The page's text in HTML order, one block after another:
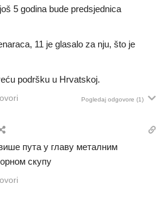
5 godina bude predsjednica
11 je glasalo za nju, što je
podršku u Hrvatskoj.
Pogledaj odgovore (1)
пута у главу металним
скупу